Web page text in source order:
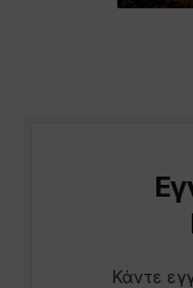
Κάντε